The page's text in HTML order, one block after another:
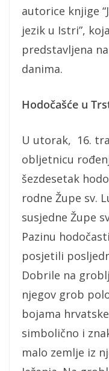
autorice knjige
jezik u Istri”,
predstavljena
danima.
Hodočašće u
U utorak, 16.
obljetnicu
šezdesetak
rodne Župe sv.
susjedne Župe
Pazinu
posjetili
Dobrile na
njegov grob
bojama
simbolično i
malo zemlje iz